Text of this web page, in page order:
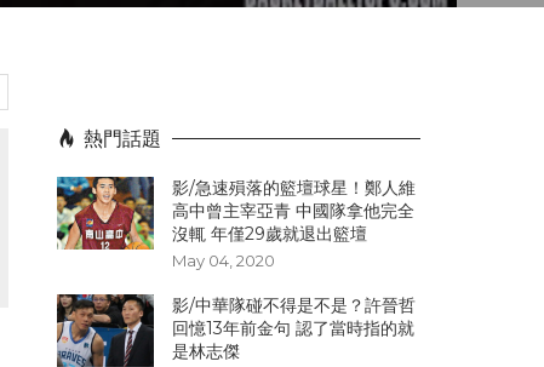
熱門話題
影/急速殞落的籃壇球星！鄭人維
高中曾主宰亞青 中國隊拿他完全
沒輒 年僅29歲就退出籃壇
May 04, 2020
影/中華隊碰不得是不是？許晉哲
回憶13年前金句 認了當時指的就
是林志傑